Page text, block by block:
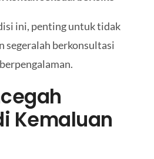
ini, penting untuk tidak
segeralah berkonsultasi
Kemaluan